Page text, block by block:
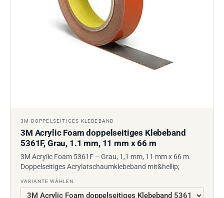
3M DOPPELSEITIGES KLEBEBAND
3M Acrylic Foam doppelseitiges Klebeband
5361F, Grau, 1.1 mm, 11 mm x 66 m
3M Acrylic Foam 5361F – Grau, 1,1 mm, 11 mm x 66 m.
Doppelseitiges Acrylatschaumklebeband mit&hellip;
VARIANTE WÄHLEN